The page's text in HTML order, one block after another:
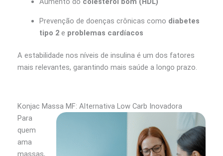
Prevenção de doenças crônicas como diabetes
tipo 2e problemas cardíacos
A estabilidade nos níveis de insulina é um dos fatores
mais relevantes, garantindo mais saúde a longo prazo.
Konjac Massa MF: Alternativa Low Carb Inovadora
Para
quem
ama
massas,